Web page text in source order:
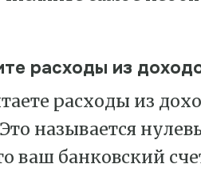
расходы из
расходы из
называется
ваш банковский